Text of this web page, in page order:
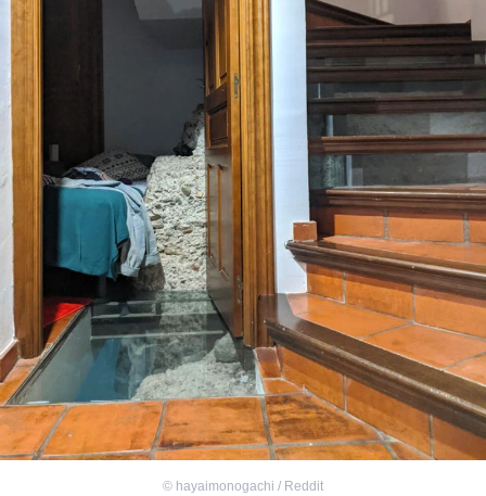
© hayaimonogachi / Reddit